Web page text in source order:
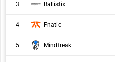
3 Ballistix
4 Fnatic
5 Mindfreak